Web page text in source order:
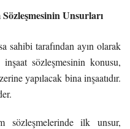
Sözleşmesinin Unsurları
sahibi tarafından ayın olarak
inşaat sözleşmesinin konusu,
yapılacak bina inşaatıdır.
sözleşmelerinde ilk unsur,